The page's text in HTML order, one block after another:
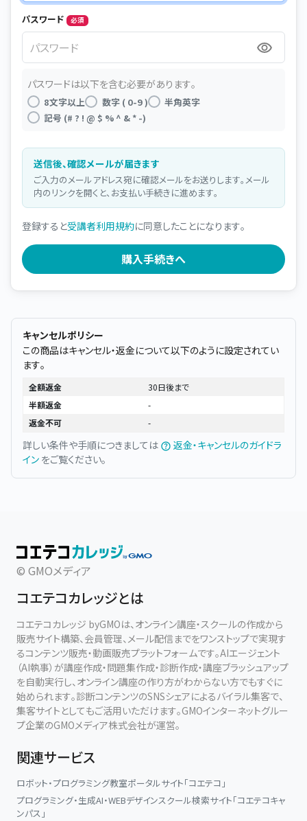
パスワード 必須
パスワード
パスワードは以下を含む必要があります。
8文字以上 数字 ( 0-9 )
半角英字
記号 (# ? ! @ $ % ^ & * -)
送信後、確認メールが届きます
ご入力のメールアドレス宛に確認メールをお送りします。メール
内のリンクを開くと、お支払い手続きに進めます。
登録すると受講者利用規約に同意したことになります。
キャンセルポリシー
この商品はキャンセル・返金について以下のように設定されてい
ます。
全額返金
30日後まで
半額返金
-
返金不可
-
詳しい条件や手順につきましては
返金・キャンセルのガイドラ
イン をご覧ください。
© GMOメディア
コエテコカレッジとは
コエテコカレッジ byGMOは、オンライン講座・スクールの作成から
販売サイト構築、会員管理、メール配信までをワンストップで実現す
るコンテンツ販売・動画販売プラットフォームです。AIエージェント
（AI執事）が講座作成・問題集作成・診断作成・講座ブラッシュアップ
を自動実行し、オンライン講座の作り方がわからない方でもすぐに
始められます。診断コンテンツのSNSシェアによるバイラル集客で、
集客サイトとしてもご活用いただけます。GMOインターネットグルー
プ企業のGMOメディア株式会社が運営。
関連サービス
ロボット・プログラミング教室ポータルサイト「コエテコ」
プログラミング・生成AI・WEBデザインスクール検索サイト「コエテコキャ
ンパス」